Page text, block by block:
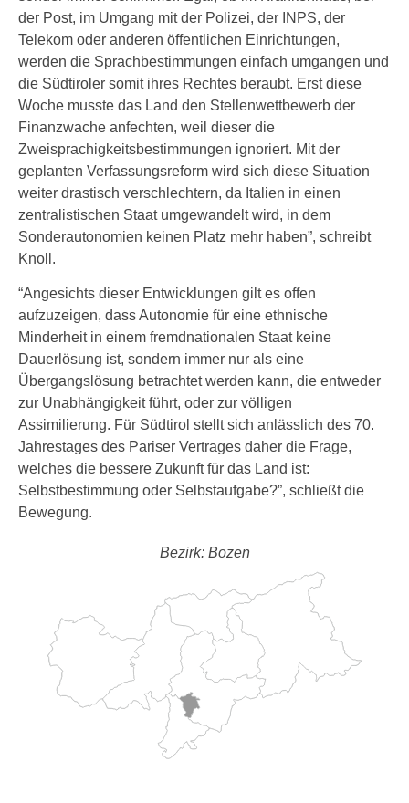
der Post, im Umgang mit der Polizei, der INPS, der
Telekom oder anderen öffentlichen Einrichtungen,
werden die Sprachbestimmungen einfach umgangen und
die Südtiroler somit ihres Rechtes beraubt. Erst diese
Woche musste das Land den Stellenwettbewerb der
Finanzwache anfechten, weil dieser die
Zweisprachigkeitsbestimmungen ignoriert. Mit der
geplanten Verfassungsreform wird sich diese Situation
weiter drastisch verschlechtern, da Italien in einen
zentralistischen Staat umgewandelt wird, in dem
Sonderautonomien keinen Platz mehr haben”, schreibt
Knoll.
“Angesichts dieser Entwicklungen gilt es offen
aufzuzeigen, dass Autonomie für eine ethnische
Minderheit in einem fremdnationalen Staat keine
Dauerlösung ist, sondern immer nur als eine
Übergangslösung betrachtet werden kann, die entweder
zur Unabhängigkeit führt, oder zur völligen
Assimilierung. Für Südtirol stellt sich anlässlich des 70.
Jahrestages des Pariser Vertrages daher die Frage,
welches die bessere Zukunft für das Land ist:
Selbstbestimmung oder Selbstaufgabe?”, schließt die
Bewegung.
Bezirk: Bozen